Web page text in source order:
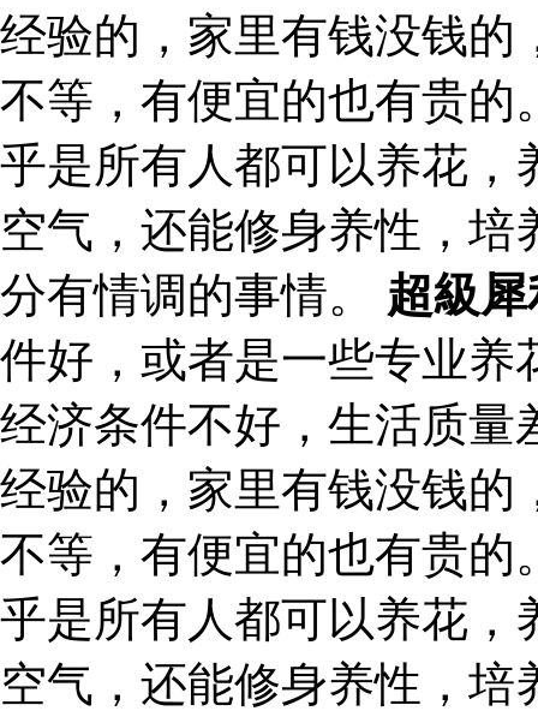
经验的，家里有钱没钱的
不等，有便宜的也有贵的
乎是所有人都可以养花，
空气，还能修身养性，
分有情调的事情。 超級
件好，或者是一些专业养
经济条件不好，生活质量
经验的，家里有钱没钱的
不等，有便宜的也有贵的
乎是所有人都可以养花，
空气，还能修身养性，